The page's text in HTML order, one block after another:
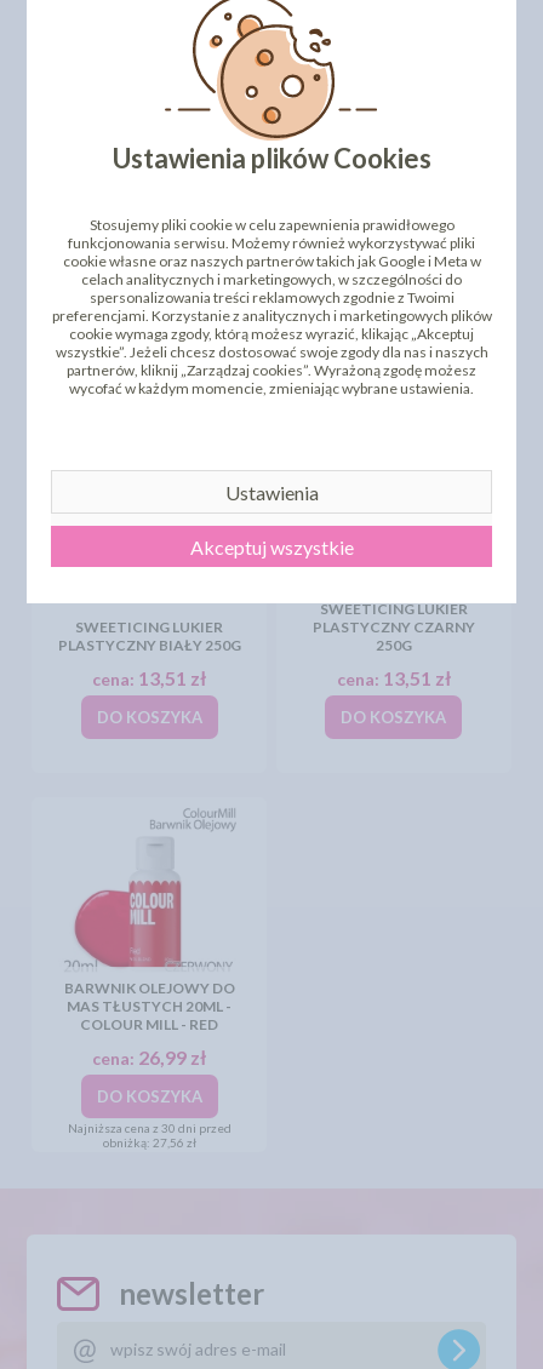
OKRĄGŁY PODKŁAD POD
TORT STYROCAKE - WYS.
22MM - 28CM - BIAŁY
cena:13,60 zł
DO KOSZYKA
OPAKOWANIE NA TORT -
Z OKIENKIEM - 31X31X19
cena:9,20 zł
DO KOSZYKA
SWEETICING LUKIER
PLASTYCZNY BIAŁY 250G
cena: 13,51 zł
DO KOSZYKA
SWEETICING LUKIER
PLASTYCZNY CZARNY
250G
cena: 13,51 zł
DO KOSZYKA
BARWNIK OLEJOWY DO
MAS TŁUSTYCH 20ML -
COLOUR MILL - RED
cena: 26,99 zł
DO KOSZYKA
Najniższa cena z 30 dni przed
obniżką: 27,56 zł
newsletter
Ustawienia plików Cookies
Stosujemy pliki cookie w celu zapewnienia prawidłowego
funkcjonowania serwisu. Możemy również wykorzystywać pliki
cookie własne oraz naszych partnerów takich jak Google i Meta w
celach analitycznych i marketingowych, w szczególności do
spersonalizowania treści reklamowych zgodnie z Twoimi
preferencjami. Korzystanie z analitycznych i marketingowych plików
cookie wymaga zgody, którą możesz wyrazić, klikając „Akceptuj
wszystkie”. Jeżeli chcesz dostosować swoje zgody dla nas i naszych
partnerów, kliknij „Zarządzaj cookies”. Wyrażoną zgodę możesz
wycofać w każdym momencie, zmieniając wybrane ustawienia.
Ustawienia
Akceptuj wszystkie